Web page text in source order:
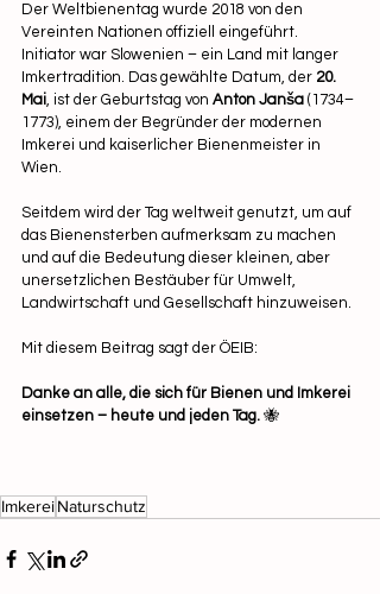
Der Weltbienentag wurde 2018 von den
Vereinten Nationen offiziell eingeführt.
Initiator war Slowenien – ein Land mit langer
Imkertradition. Das gewählte Datum, der 20.
Mai, ist der Geburtstag von Anton Janša (1734–
1773), einem der Begründer der modernen
Imkerei und kaiserlicher Bienenmeister in
Wien.
Seitdem wird der Tag weltweit genutzt, um auf
das Bienensterben aufmerksam zu machen
und auf die Bedeutung dieser kleinen, aber
unersetzlichen Bestäuber für Umwelt,
Landwirtschaft und Gesellschaft hinzuweisen.
Mit diesem Beitrag sagt der ÖEIB:
Danke an alle, die sich für Bienen und Imkerei
einsetzen – heute und jeden Tag. 🐝
ImkereiNaturschutz